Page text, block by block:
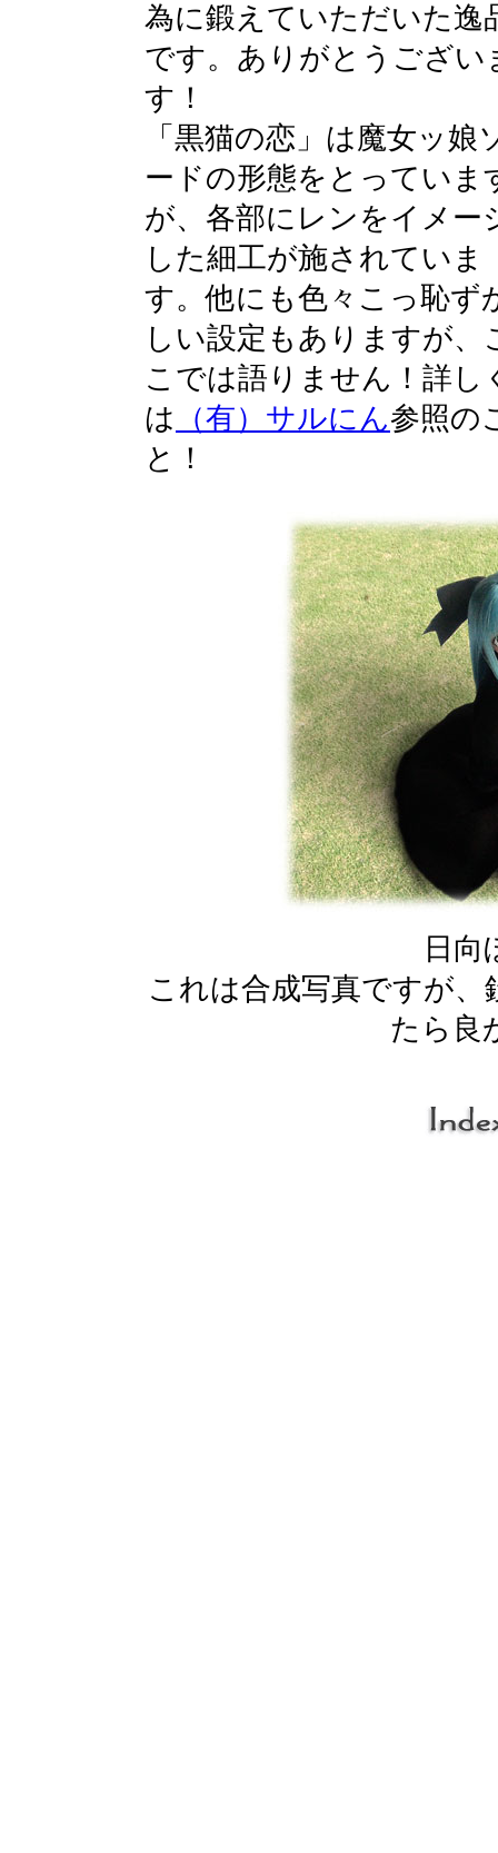
為に鍛えていただいた逸
です。ありがとうござい
す！
「黒猫の恋」は魔女ッ娘
ードの形態をとっていま
が、各部にレンをイメー
した細工が施されていま
す。他にも色々こっ恥ず
しい設定もありますが、
こでは語りません！詳し
は （有）サルにん参照の
と！
日向
これは合成写真ですが
たら良